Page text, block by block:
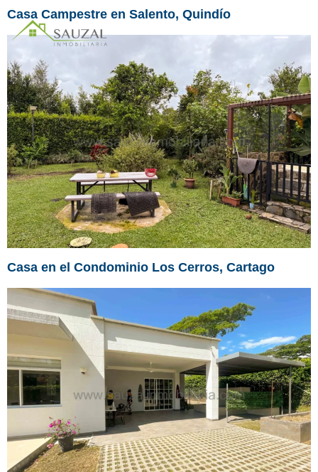
Casa Campestre en Salento, Quindío
Casa en el Condominio Los Cerros, Cartago